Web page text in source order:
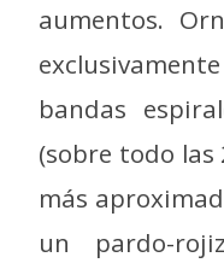
aumentos.
bandas
(sobre todo las
más
un pardo-